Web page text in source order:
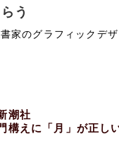
う
家のグラフィックデ
潮社
構えに「月」が正し